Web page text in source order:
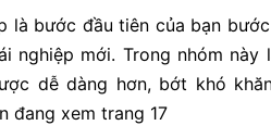
là bước đầu tiên của bạn
nghiệp mới. Trong nhóm
dễ dàng hơn, bớt khó
đang xem trang 17